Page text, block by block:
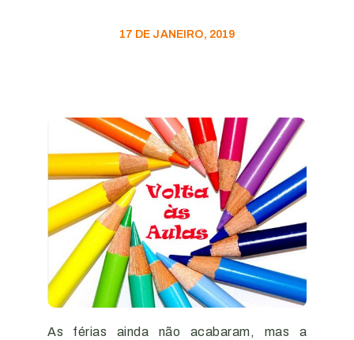
17 DE JANEIRO, 2019
As férias ainda não acabaram, mas a